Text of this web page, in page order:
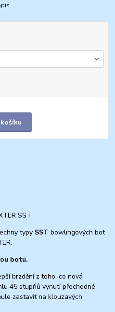
SST
typy SST bowlingových bot
botu.
brzdění z toho, co nová
45 stupňů vynutí přechodné
zastavit na klouzavých